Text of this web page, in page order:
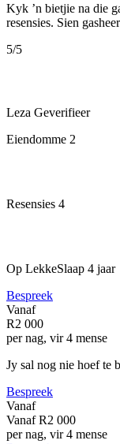
Kyk ’n bietjie na die
resensies. Sien
5/5
Leza Geverifieer
Eiendomme 2
Resensies 4
Op LekkeSlaap 4 jaar
Bespreek
Vanaf
R2 000
per nag, vir 4 mense
Jy sal nog nie hoef te
Bespreek
Vanaf
Vanaf R2 000
per nag, vir 4 mense